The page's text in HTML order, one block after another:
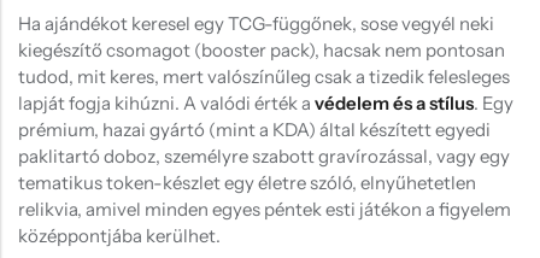
Ha ajándékot keresel egy TCG-függőnek, sose vegyél neki
kiegészítő csomagot (booster pack), hacsak nem pontosan
tudod, mit keres, mert valószínűleg csak a tizedik felesleges
lapját fogja kihúzni. A valódi érték a védelem és a stílus. Egy
prémium, hazai gyártó (mint a KDA) által készített egyedi
paklitartó doboz, személyre szabott gravírozással, vagy egy
tematikus token-készlet egy életre szóló, elnyűhetetlen
relikvia, amivel minden egyes péntek esti játékon a figyelem
középpontjába kerülhet.